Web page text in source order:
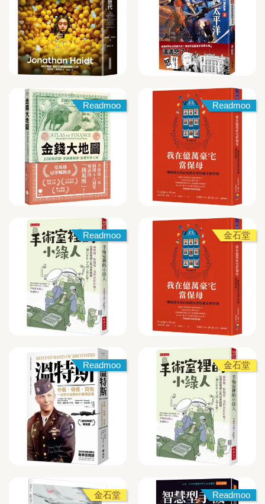
Readmoo Readmoo
Readmoo 金石堂
Readmoo 金石堂
金石堂 Readmoo